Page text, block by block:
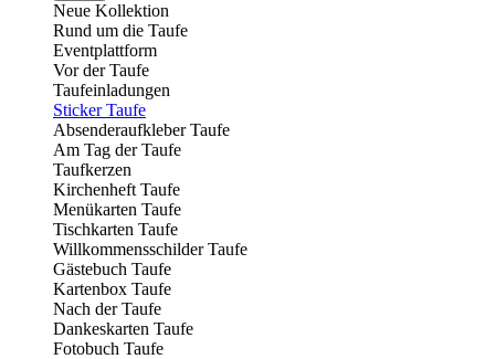
Neue Kollektion
Rund um die Taufe
Eventplattform
Vor der Taufe
Taufeinladungen
Sticker Taufe
Absenderaufkleber Taufe
Am Tag der Taufe
Taufkerzen
Kirchenheft Taufe
Menükarten Taufe
Tischkarten Taufe
Willkommensschilder Taufe
Gästebuch Taufe
Kartenbox Taufe
Nach der Taufe
Dankeskarten Taufe
Fotobuch Taufe